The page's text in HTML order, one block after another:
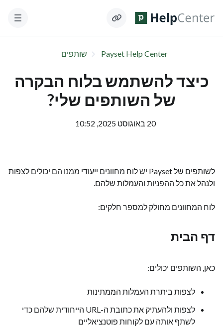
Payset Help Center שותפים
כיצד להשתמש בלוח הבקרה
של השותפים שלי?
20 באוגוסט 2025, 10:52
לשותפים של Payset יש לוח מחוונים ייעודי ממנו הם יכולים לצפות
ולנהל את כל ההפניות והעמלות שלהם.
לוח המחוונים מחולק למספר חלקים:
דף הבית
כאן, השותפים יכולים:
לצפות ביתרת העמלות הממתינות
לצפות ולהעתיק את כתובת ה-URL הייחודית שלהם כדי
לשתף אותה עם לקוחות פוטנציאליים